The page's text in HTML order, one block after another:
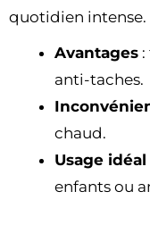
quotidien intense.
Avantages
anti-taches.
chaud.
Usage idéal
enfants ou